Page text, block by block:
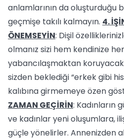
anlamlarının da oluşturduğu
geçmişe takılı kalmayın. 4.
ÖNEMSEYİN: Dişil
olmanız sizi hem kendinize
yabancılaşmaktan
sizden beklediği “erkek gibi
kalıbına girmemeye özen
ZAMAN GEÇİRİN: Kadınların
ve kadınlar yeni oluşumlara,
güçle yönelirler. Annenizden